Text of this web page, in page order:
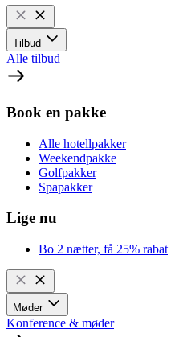
Tilbud
Alle tilbud
Book en pakke
Alle hotellpakker
Weekendpakke
Golfpakker
Spapakker
Lige nu
Bo 2 nætter, få 25% rabat
Møder
Konference & møder